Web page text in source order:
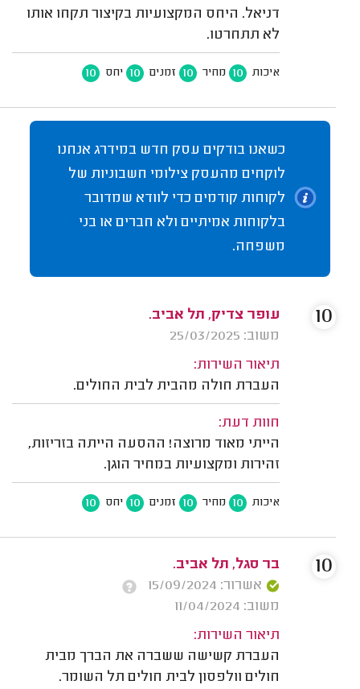
דניאל. היחס המקצועיות בקיצור תקחו אותו
לא תתחרטו.
איכות 10 מחיר 10 זמנים 10 יחס 10
כשאנו בודקים עסק חדש במידרג אנחנו
לוקחים מהעסק צילומי חשבוניות של
לקוחות קודמים כדי לוודא שמדובר
בלקוחות אמיתיים ולא חברים או בני
משפחה.
עופר צדיק, תל אביב.
משוב: 25/03/2025
תיאור השירות:
העברת חולה מהבית לבית החולים.
חוות דעת:
הייתי מאוד מרוצה! ההסעה הייתה בזריזות,
זהירות ומקצועיות במחיר הוגן.
איכות 10 מחיר 10 זמנים 10 יחס 10
10
בר סגל, תל אביב.
אשרור: 15/09/2024
משוב: 11/04/2024
תיאור השירות:
העברת קשישה ששברה את הברך מבית
חולים וולפסון לבית חולים תל השומר.
10